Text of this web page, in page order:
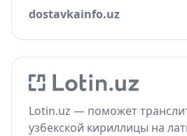
dostavkainfo.uz
Lotin.uz — поможет
узбекской кириллицы на